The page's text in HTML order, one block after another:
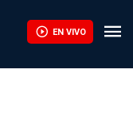
EN VIVO